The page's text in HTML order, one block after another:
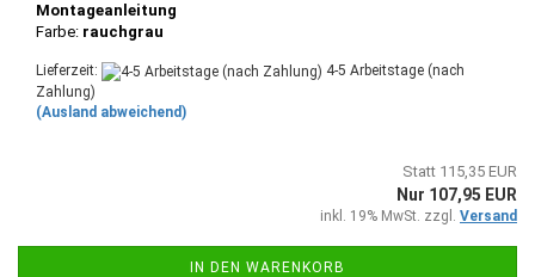
Montageanleitung
Farbe: rauchgrau
Lieferzeit:
4-5 Arbeitstage (nach
Zahlung)
(Ausland abweichend)
Statt 115,35 EUR
Nur 107,95 EUR
inkl. 19% MwSt. zzgl. Versand
IN DEN WARENKORB